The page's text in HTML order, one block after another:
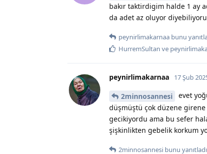
bakır taktirdigim halde 1 ay
da adet az oluyor
peynirlimakarnaa bunu
HurremSultan ve
peynirlimakarnaa 17 Şub
2minnosannesi
evet
düşmüştü çok düzene
gecikiyordu ama bu sefer
şişkinlikten gebelik korkum
2minnosannesi bunu